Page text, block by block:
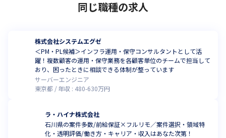
同じ職種の求人
株式会社システムエグゼ
＜PM・PL候補＞インフラ運用・保守コンサルタントとして活
躍！複数顧客の運用・保守業務を各顧客単位のチームで担当して
おり、困ったときに相談できる体制が整っています
サーバーエンジニア
東京都
年収 : 480-630万円
ラ・ハイナ株式会社
石川県の案件多数/前給保証×フルリモ／案件選択・領域特
化・透明評価/働き方・キャリア・収入はあなた次第！